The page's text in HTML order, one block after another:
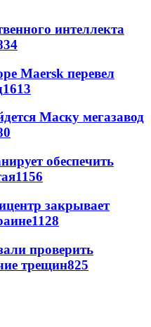
интеллекта
Maersk перевел
1613
Маску мегазавод
обеспечить
1156
закрывает
1128
проверить
трещин825